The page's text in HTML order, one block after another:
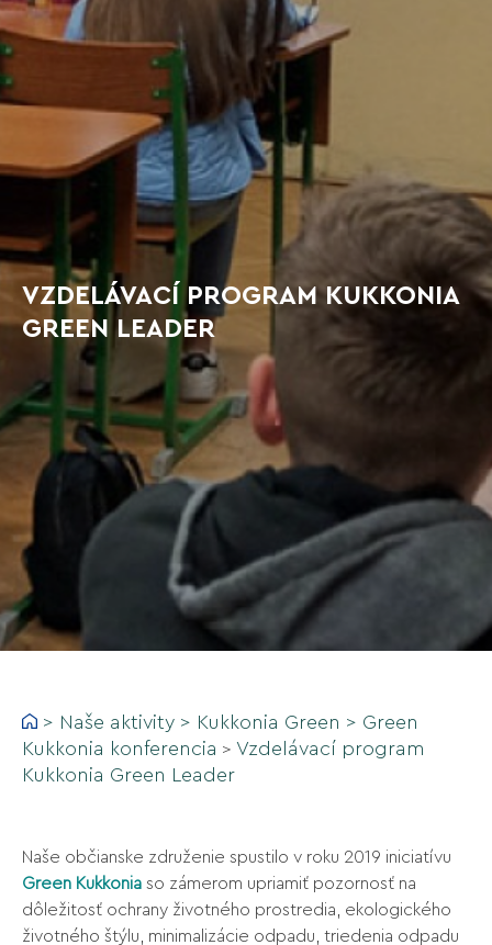
VZDELÁVACÍ PROGRAM KUKKONIA
GREEN LEADER
> Naše aktivity > Kukkonia Green > Green
Kukkonia konferencia > Vzdelávací program
Kukkonia Green Leader
Naše občianske združenie spustilo v roku 2019 iniciatívu
Green Kukkonia so zámerom upriamiť pozornosť na
dôležitosť ochrany životného prostredia, ekologického
životného štýlu, minimalizácie odpadu, triedenia odpadu